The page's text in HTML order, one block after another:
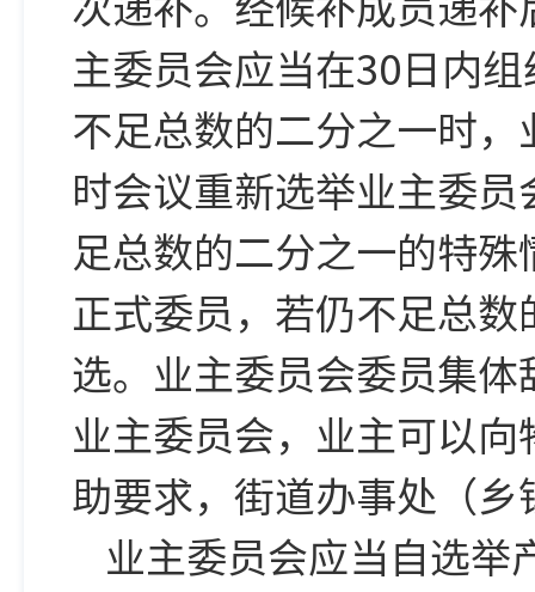
主委员会应当在30日内
不足总数的二分之一时
时会议重新选举业主委
足总数的二分之一的特
正式委员，若仍不足总
选。业主委员会委员集
业主委员会，业主可以
助要求，街道办事处（
业主委员会应当自选举